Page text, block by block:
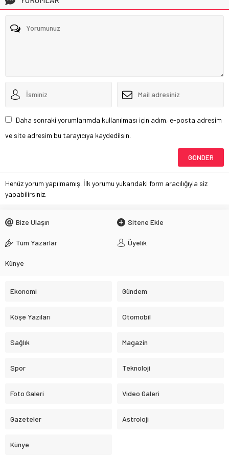
Daha sonraki yorumlarımda kullanılması için adım, e-posta adresim
ve site adresim bu tarayıcıya kaydedilsin.
Henüz yorum yapılmamış. İlk yorumu yukarıdaki form aracılığıyla siz
yapabilirsiniz.
Bize Ulaşın Sitene Ekle
Tüm Yazarlar Üyelik
Künye
Ekonomi Gündem
Köşe Yazıları Otomobil
Sağlık Magazin
Spor Teknoloji
Foto Galeri Video Galeri
Gazeteler Astroloji
Künye